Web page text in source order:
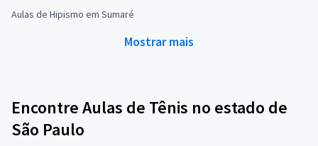
Aulas de Hipismo em Sumaré
Mostrar mais
Encontre Aulas de Tênis no estado de
São Paulo